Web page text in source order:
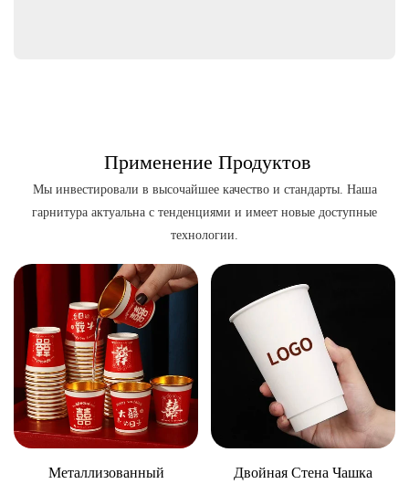
Применение Продуктов
Мы инвестировали в высочайшее качество и стандарты. Наша
гарнитура актуальна с тенденциями и имеет новые доступные
технологии.
Металлизованный
Двойная Стена Чашка